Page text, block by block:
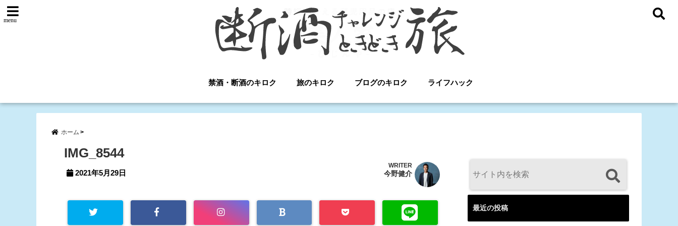
menu
禁酒・断酒のキロク 旅のキロク ブログのキロク ライフハック
ホーム
IMG_8544
2021年5月29日
WRITER
今野健介
最近の投稿